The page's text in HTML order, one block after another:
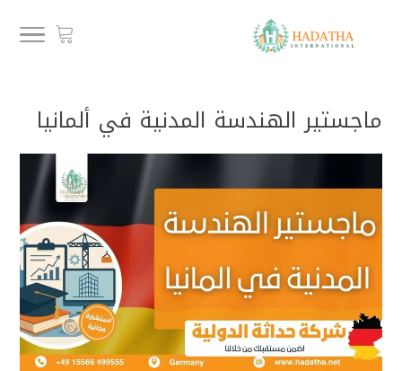
ماجستير الهندسة المدنية في ألمانيا